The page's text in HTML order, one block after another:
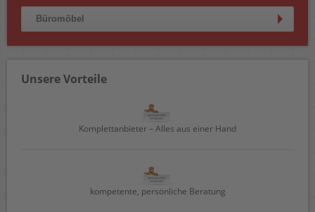
Büromöbel
Unsere Vorteile
Komplettanbieter – Alles aus einer Hand
kompetente, persönliche Beratung